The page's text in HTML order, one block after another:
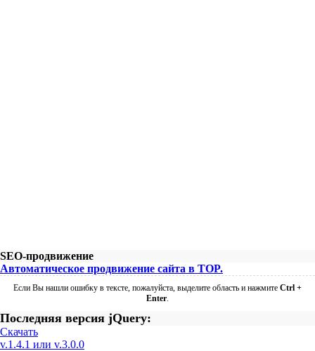
SEO-продвижение
Автоматическое продвижение сайта в TOP.
Если Вы нашли ошибку в тексте, пожалуйста, выделите область и нажмите Ctrl +
Enter.
Последняя версия jQuery:
Скачать
v.1.4.1 или v.3.0.0